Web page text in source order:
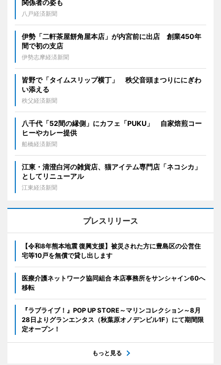
関係者の姿も
八戸経済新聞
伊勢「二軒茶屋餅角屋本店」が内宮前に出店 創業450年
間で初の支店
伊勢志摩経済新聞
皆野で「タイムスリップ横丁」 秩父音頭まつりににぎわ
い添える
秩父経済新聞
八千代「52間の縁側」にカフェ「PUKU」 自家焙煎コー
ヒーやカレー提供
船橋経済新聞
江東・清澄白河の雑貨店、猫アイテム専門店「ネコシカ」
としてリニューアル
江東経済新聞
プレスリリース
【令和8年熊本地震 復興支援】被災された方に豊島区の公営住
宅等10戸を無償で貸し出します
医療介護ネットワーク協同組合 本店事務所をサンシャイン60へ
移転
『ラブライブ！』POP UP STORE～マリンコレクション～8月
28日よりグランエンタス（秋葉原オノデンビル1F）にて期間限
定オープン！
もっと見る